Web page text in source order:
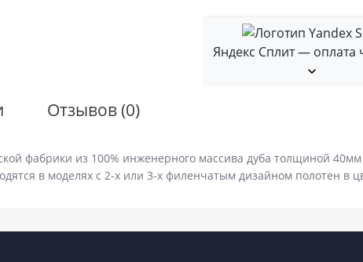
Яндекс Сплит — оплата
Отзывов (0)
фабрики из 100% инженерного массива дуба толщиной
в моделях с 2-х или 3-х филенчатым дизайном полотен в